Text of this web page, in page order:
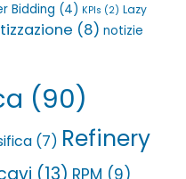
Bidding (4) KPIs (2) Lazy
(8) notizie
(90)
(7) Refinery